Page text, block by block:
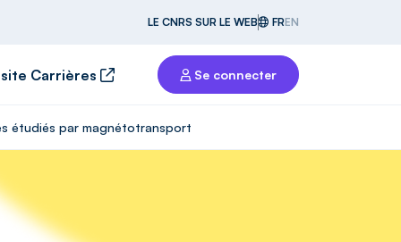
LE CNRS SUR LE WEB FREN
Carrières Se connecter
étudiés par magnétotransport